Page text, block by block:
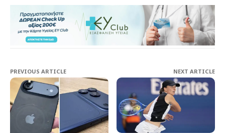
PREVIOUS ARTICLE NEXT ARTICLE